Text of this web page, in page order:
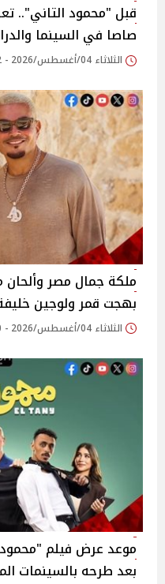
قبل "محمود التاني"..
صاصا في السينما
الثلاثاء 04/أغسطس/2026 - 01:12 م
ملكة جمال مصر
بهجت قمر ولوجين
الثلاثاء 04/أغسطس/2026 - 01:10 م
موعد عرض فيلم "محمود
بعد طرحه بالسينمات